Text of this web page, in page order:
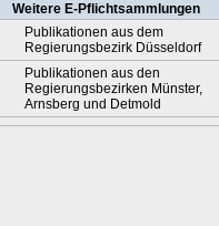
Weitere E-Pflichtsammlungen
Publikationen aus dem
Regierungsbezirk Düsseldorf
Publikationen aus den
Regierungsbezirken Münster,
Arnsberg und Detmold